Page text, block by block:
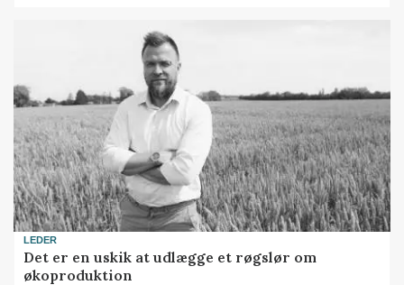
LEDER
Det er en uskik at udlægge et røgslør om
økoproduktion